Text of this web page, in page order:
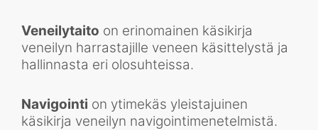
Veneilytaito on erinomainen käsikirja
veneilyn harrastajille veneen käsittelystä ja
hallinnasta eri olosuhteissa.
Navigointi on ytimekäs yleistajuinen
käsikirja veneilyn navigointimenetelmistä.